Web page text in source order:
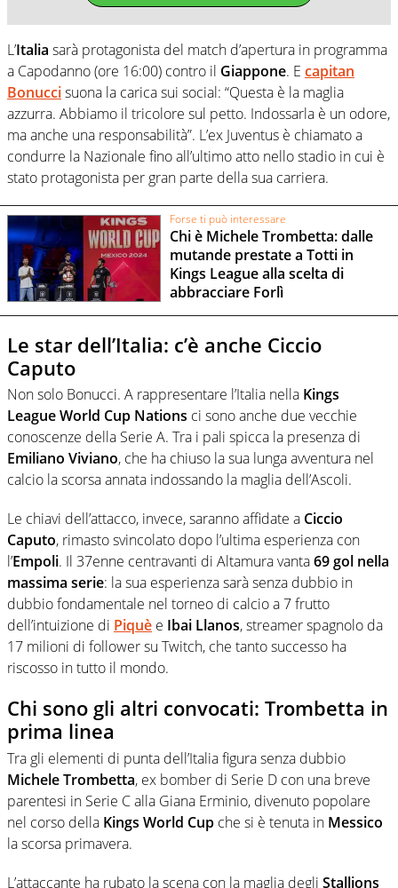
L’Italia sarà protagonista del match d’apertura in programma
a Capodanno (ore 16:00) contro il Giappone. E capitan
Bonuccisuona la carica sui social: “Questa è la maglia
azzurra. Abbiamo il tricolore sul petto. Indossarla è un odore,
ma anche una responsabilità”. L’ex Juventus è chiamato a
condurre la Nazionale fino all’ultimo atto nello stadio in cui è
stato protagonista per gran parte della sua carriera.
Forse ti può interessare
Chi è Michele Trombetta: dalle
mutande prestate a Totti in
Kings League alla scelta di
abbracciare Forlì
Le star dell’Italia: c’è anche Ciccio
Caputo
Non solo Bonucci. A rappresentare l’Italia nella Kings
League World Cup Nations ci sono anche due vecchie
conoscenze della Serie A. Tra i pali spicca la presenza di
Emiliano Viviano, che ha chiuso la sua lunga avventura nel
calcio la scorsa annata indossando la maglia dell’Ascoli.
Le chiavi dell’attacco, invece, saranno affidate a Ciccio
Caputo, rimasto svincolato dopo l’ultima esperienza con
l’Empoli. Il 37enne centravanti di Altamura vanta69 gol nella
massima serie: la sua esperienza sarà senza dubbio in
dubbio fondamentale nel torneo di calcio a 7 frutto
dell’intuizione di Piquè e Ibai Llanos, streamer spagnolo da
17 milioni di follower su Twitch, che tanto successo ha
riscosso in tutto il mondo.
Chi sono gli altri convocati: Trombetta in
prima linea
Tra gli elementi di punta dell’Italia figura senza dubbio
Michele Trombetta, ex bomber di Serie D con una breve
parentesi in Serie C alla Giana Erminio, divenuto popolare
nel corso della Kings World Cup che si è tenuta in Messico
la scorsa primavera.
L’attaccante ha rubato la scena con la maglia degli Stallions